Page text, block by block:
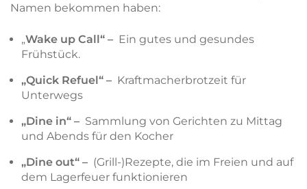
Namen bekommen haben:
„Wake up Call“ – Ein gutes und gesundes
Frühstück.
„Quick Refuel“ – Kraftmacherbrotzeit für
Unterwegs
„Dine in“ – Sammlung von Gerichten zu Mittag
und Abends für den Kocher
„Dine out“ – (Grill-)Rezepte, die im Freien und auf
dem Lagerfeuer funktionieren